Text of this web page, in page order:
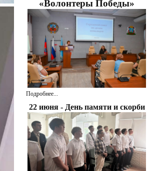
«Волонтеры Победы»
Подробнее...
22 июня - День памяти и скорби